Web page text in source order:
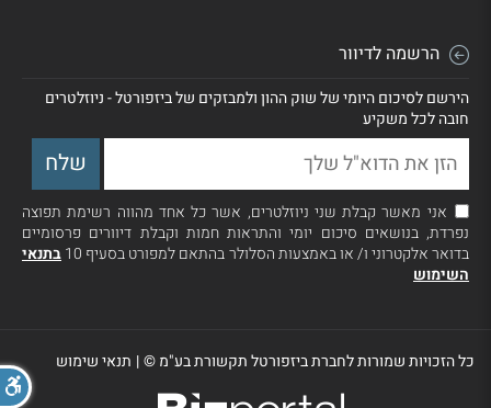
הרשמה לדיוור
הירשם לסיכום היומי של שוק ההון ולמבזקים של ביזפורטל - ניוזלטרים
חובה לכל משקיע
אני מאשר קבלת שני ניוזלטרים, אשר כל אחד מהווה רשימת תפוצה
נפרדת, בנושאים סיכום יומי והתראות חמות וקבלת דיוורים פרסומיים
בדואר אלקטרוני ו/ או באמצעות הסלולר בהתאם למפורט בסעיף 10
בתנאי
השימוש
כל הזכויות שמורות לחברת ביזפורטל תקשורת בע"מ ©| תנאי שימוש